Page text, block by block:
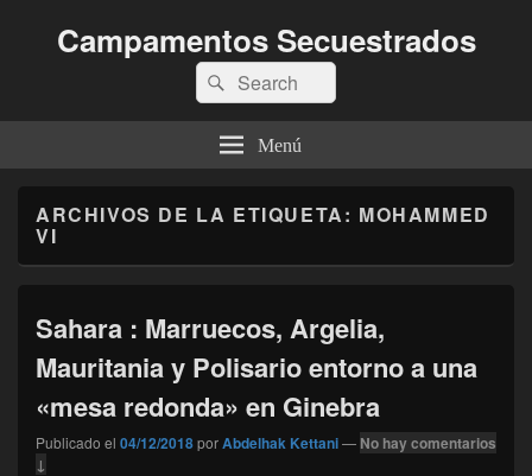
Campamentos Secuestrados
Buscar
por:
Buscar
Menú
ARCHIVOS DE LA ETIQUETA: MOHAMMED
VI
Sahara : Marruecos, Argelia,
Mauritania y Polisario entorno a una
«mesa redonda» en Ginebra
Publicado el 04/12/2018porAbdelhak Kettani— No hay comentarios
↓